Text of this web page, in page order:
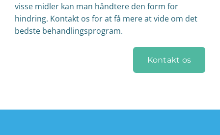
visse midler kan man håndtere den form for
hindring. Kontakt os for at få mere at vide om det
bedste behandlingsprogram.
Kontakt os